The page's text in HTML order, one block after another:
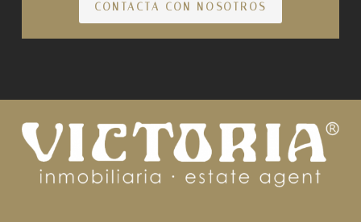
CONTACTA CON NOSOTROS